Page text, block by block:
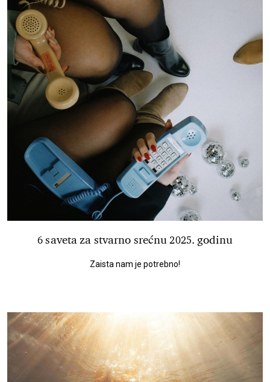
6 saveta za stvarno srećnu 2025. godinu
Zaista nam je potrebno!